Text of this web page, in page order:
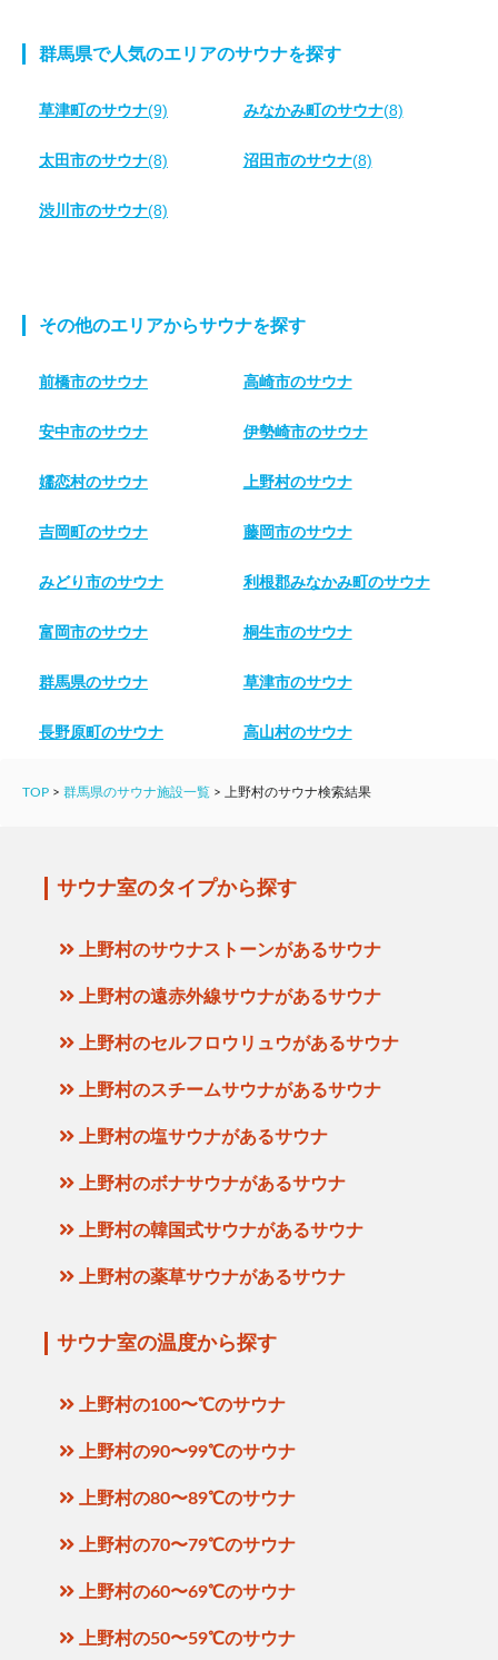
群馬県で人気のエリアのサウナを探す
草津町のサウナ(9) みなかみ町のサウナ(8)
太田市のサウナ(8) 沼田市のサウナ(8)
渋川市のサウナ(8)
その他のエリアからサウナを探す
前橋市のサウナ 高崎市のサウナ
安中市のサウナ 伊勢崎市のサウナ
嬬恋村のサウナ 上野村のサウナ
吉岡町のサウナ 藤岡市のサウナ
みどり市のサウナ 利根郡みなかみ町のサウナ
富岡市のサウナ 桐生市のサウナ
群馬県のサウナ 草津市のサウナ
長野原町のサウナ 高山村のサウナ
TOP > 群馬県のサウナ施設一覧 > 上野村のサウナ検索結果
サウナ室のタイプから探す
上野村のサウナストーンがあるサウナ
上野村の遠赤外線サウナがあるサウナ
上野村のセルフロウリュウがあるサウナ
上野村のスチームサウナがあるサウナ
上野村の塩サウナがあるサウナ
上野村のボナサウナがあるサウナ
上野村の韓国式サウナがあるサウナ
上野村の薬草サウナがあるサウナ
サウナ室の温度から探す
上野村の100〜℃のサウナ
上野村の90〜99℃のサウナ
上野村の80〜89℃のサウナ
上野村の70〜79℃のサウナ
上野村の60〜69℃のサウナ
上野村の50〜59℃のサウナ